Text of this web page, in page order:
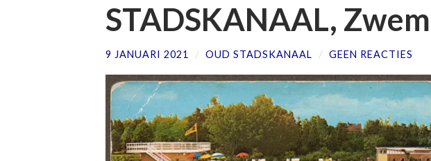
STADSKANAAL,
9 JANUARI 2021 / OUD STADSKANAAL / GEEN REACTIES